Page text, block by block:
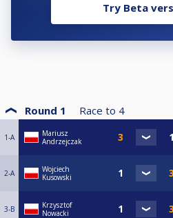
Try Beta
Round 1 Race to 4
1-A
Mariusz
Andrzejczak
2-A
Wojciech
Kusowski
3-B
Krzysztof
Nowacki